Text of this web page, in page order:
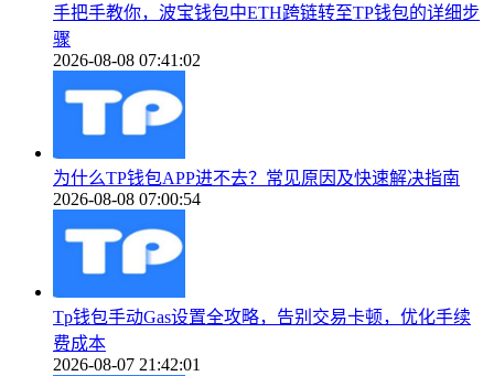
手把手教你，波宝钱包中ETH跨链转至TP钱包的详细步
骤
2026-08-08 07:41:02
为什么TP钱包APP进不去？常见原因及快速解决指南
2026-08-08 07:00:54
Tp钱包手动Gas设置全攻略，告别交易卡顿，优化手续
费成本
2026-08-07 21:42:01